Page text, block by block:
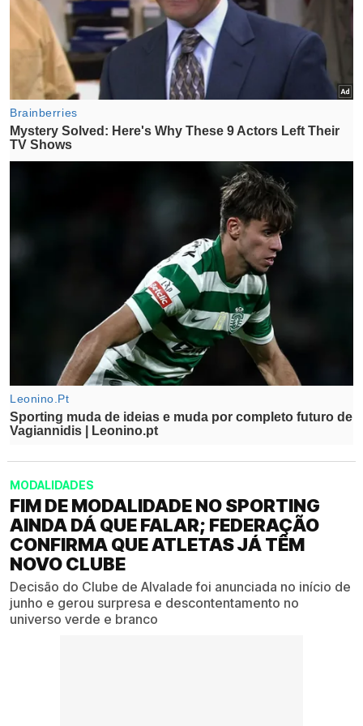
MODALIDADES
FIM DE MODALIDADE NO SPORTING
AINDA DÁ QUE FALAR; FEDERAÇÃO
CONFIRMA QUE ATLETAS JÁ TÊM
NOVO CLUBE
Decisão do Clube de Alvalade foi anunciada no início de
junho e gerou surpresa e descontentamento no
universo verde e branco